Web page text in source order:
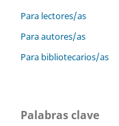
Para lectores/as
Para autores/as
Para bibliotecarios/as
Palabras clave